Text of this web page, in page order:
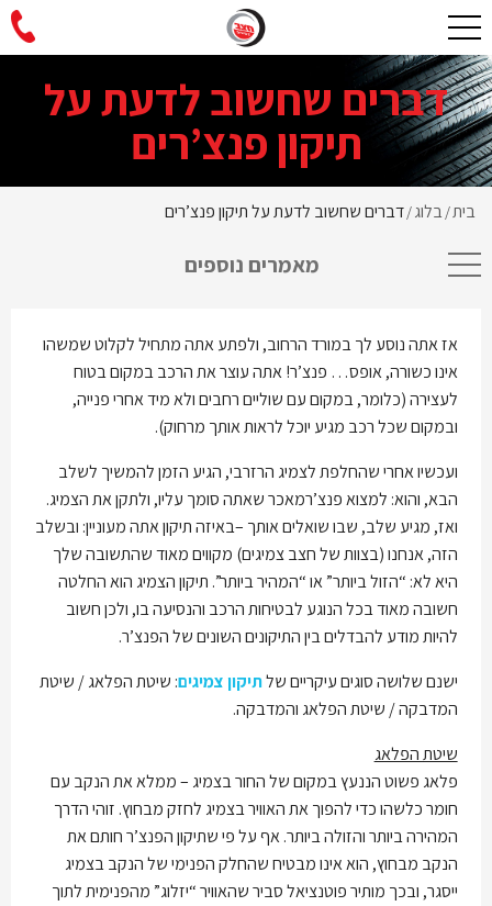
דברים שחשוב לדעת על
תיקון פנצ’רים
בית/בלוג/דברים שחשוב לדעת על תיקון פנצ’רים
מאמרים נוספים
אז אתה נוסע לך במורד הרחוב, ולפתע אתה מתחיל לקלוט שמשהו
אינו כשורה, אופס… פנצ’ר! אתה עוצר את הרכב במקום בטוח
לעצירה (כלומר, במקום עם שוליים רחבים ולא מיד אחרי פנייה,
ובמקום שכל רכב מגיע יוכל לראות אותך מרחוק).
ועכשיו אחרי שהחלפת לצמיג הרזרבי, הגיע הזמן להמשיך לשלב
הבא, והוא: למצוא פנצ’רמאכר שאתה סומך עליו, ולתקן את הצמיג.
ואז, מגיע שלב, שבו שואלים אותך –באיזה תיקון אתה מעוניין: ובשלב
הזה, אנחנו (בצוות של חצב צמיגים) מקווים מאוד שהתשובה שלך
היא לא: “הזול ביותר” או “המהיר ביותר”. תיקון הצמיג הוא החלטה
חשובה מאוד בכל הנוגע לבטיחות הרכב והנסיעה בו, ולכן חשוב
להיות מודע להבדלים בין התיקונים השונים של הפנצ’ר.
ישנם שלושה סוגים עיקריים שלתיקון צמיגים: שיטת הפלאג / שיטת
המדבקה / שיטת הפלאג והמדבקה.
שיטת הפלאג
פלאג פשוט הננעץ במקום של החור בצמיג – ממלא את הנקב עם
חומר כלשהו כדי להפוך את האוויר בצמיג לחזק מבחוץ. זוהי הדרך
המהירה ביותר והזולה ביותר. אף על פי שתיקון הפנצ’ר חותם את
הנקב מבחוץ, הוא אינו מבטיח שהחלק הפנימי של הנקב בצמיג
ייסגר, ובכך מותיר פוטנציאל סביר שהאוויר “יזלוג” מהפנימית לתוך